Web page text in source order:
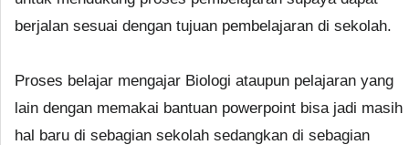
berjalan sesuai dengan tujuan pembelajaran di sekolah.
Proses belajar mengajar Biologi ataupun pelajaran yang
lain dengan memakai bantuan powerpoint bisa jadi masih
hal baru di sebagian sekolah sedangkan di sebagian